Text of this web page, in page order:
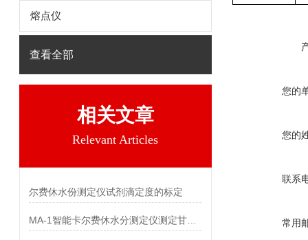
熔点仪
查看全部
相关文章
Relevant Articles
尔费休水份测定仪试剂滴定度的标定
您的
您的
联系
常用